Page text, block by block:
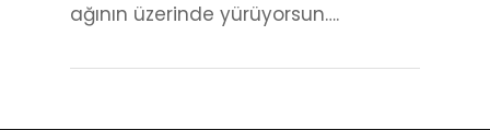
ağının üzerinde yürüyorsun….